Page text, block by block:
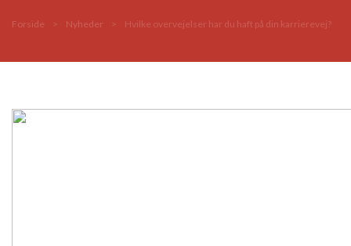
Forside > Nyheder > Hvilke overvejelser har du haft på din karrierevej?